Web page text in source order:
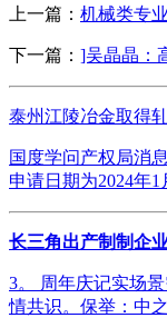
上一篇： 机械类专
下一篇： ]吴晶晶：
泰州江陵冶金取得
国度学问产权局消
申请日期为2024年1
长三角出产制制企
3。 周年庆记实场
情共识。保举：中